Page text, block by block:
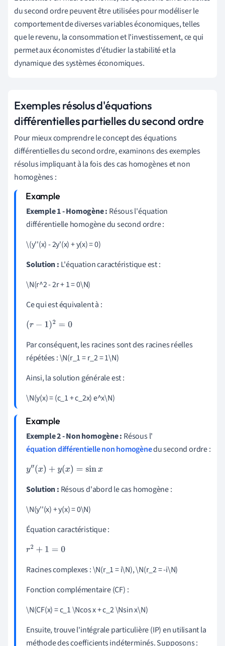
du second ordre peuvent être utilisées pour modéliser le
comportement de diverses variables économiques, telles
que le revenu, la consommation et l'investissement, ce qui
permet aux économistes d'étudier la stabilité et la
dynamique des systèmes économiques.
Exemples résolus d'équations
différentielles partielles du second ordre
Pour mieux comprendre le concept des équations
différentielles du second ordre, examinons des exemples
résolus impliquant à la fois des cas homogènes et non
homogènes :
Exemple 1 - Homogène : Résous l'équation
différentielle homogène du second ordre :
\(y''(x) - 2y'(x) + y(x) = 0)
Solution : L'équation caractéristique est :
\N(r^2 - 2r + 1 = 0\N)
Ce qui est équivalent à :
(r− 1)2=0
Par conséquent, les racines sont des racines réelles
répétées : \N(r_1 = r_2 = 1\N)
Ainsi, la solution générale est :
\N(y(x) = (c_1 + c_2x) e^x\N)
Exemple 2 - Non homogène : Résous l'
équation différentielle non homogènedu second ordre :
y″(x)+y (x)=sinx
Solution : Résous d'abord le cas homogène :
\N(y''(x) + y(x) = 0\N)
Équation caractéristique :
r2+1= 0
Racines complexes : \N(r_1 = i\N), \N(r_2 = -i\N)
Fonction complémentaire (CF) :
\N(CF(x) = c_1 \Ncos x + c_2 \Nsin x\N)
Ensuite, trouve l'intégrale particulière (IP) en utilisant la
méthode des coefficients indéterminés. Supposons :